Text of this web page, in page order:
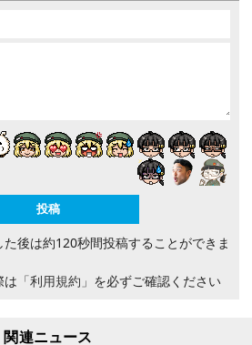
後は約120秒間投稿することができま
は 「利用規約」 を必ずご確認ください
関連ニュース